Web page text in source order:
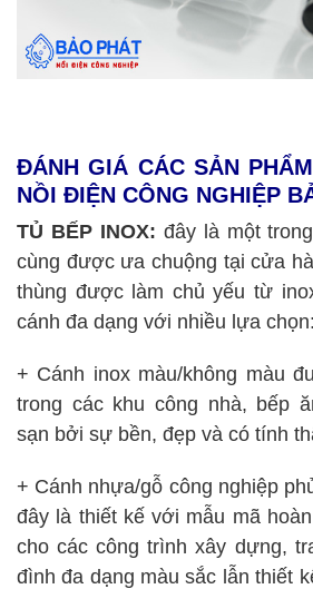
ĐÁNH GIÁ CÁC SẢN
NỒI ĐIỆN CÔNG NGHIỆP
TỦ BẾP INOX: đây là một
cùng được ưa chuộng tại cửa
thùng được làm chủ yếu từ
cánh đa dạng với nhiều lựa chọn:
+ Cánh inox màu/không màu
trong các khu công nhà, bếp
sạn bởi sự bền, đẹp và có tính
+ Cánh nhựa/gỗ công nghiệp
đây là thiết kế với mẫu mã
cho các công trình xây dựng,
đình đa dạng màu sắc lẫn thiết